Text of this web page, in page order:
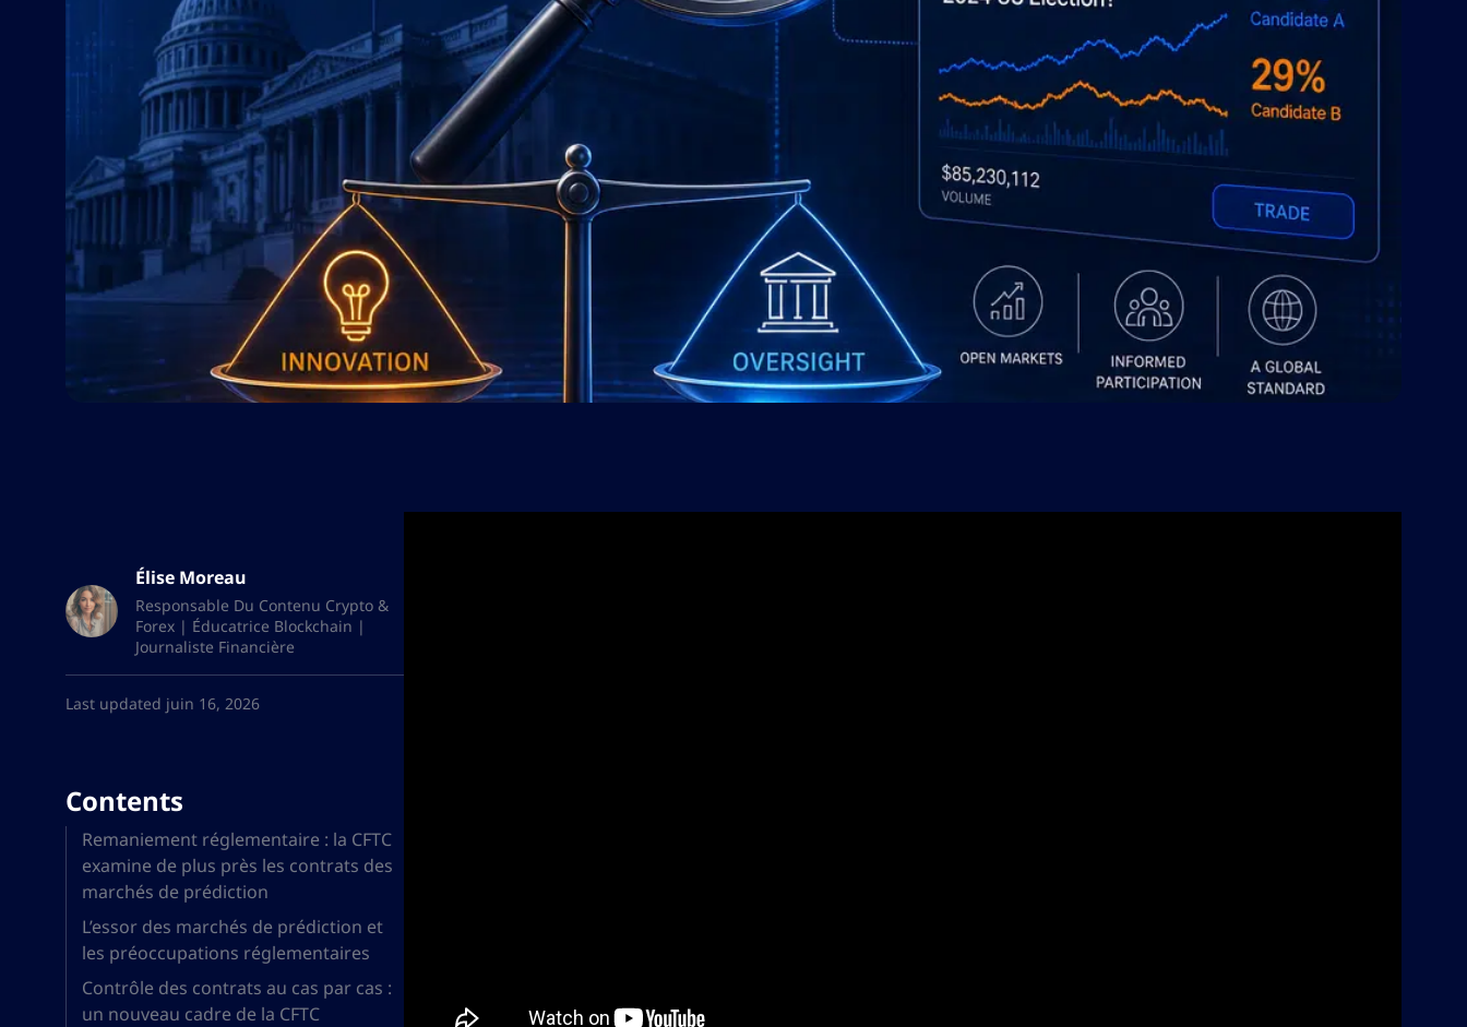
Élise Moreau
Responsable Du Contenu Crypto &
Forex | Éducatrice Blockchain |
Journaliste Financière
Last updated juin 16, 2026
Contents
Remaniement réglementaire : la CFTC
examine de plus près les contrats des
marchés de prédiction
L’essor des marchés de prédiction et
les préoccupations réglementaires
Contrôle des contrats au cas par cas :
un nouveau cadre de la CFTC